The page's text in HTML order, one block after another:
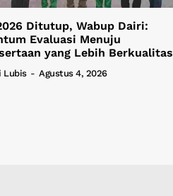
Ditutup, Wabup Dairi:
Evaluasi Menuju
yang Lebih Berkualitas
Lubis - Agustus 4, 2026